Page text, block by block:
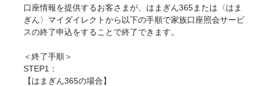
口座情報を提供するお客さまが、はまぎん365または〈はま
ぎん〉マイダイレクトから以下の手順で家族口座照会サービ
スの終了申込をすることで終了できます。
＜終了手順＞
STEP1：
【はまぎん365の場合】